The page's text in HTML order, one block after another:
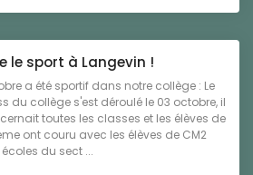
le sport à Langevin !
a été sportif dans notre collège : Le
du collège s'est déroulé le 03 octobre, il
toutes les classes et les élèves de
ont couru avec les élèves de CM2
du sect ...